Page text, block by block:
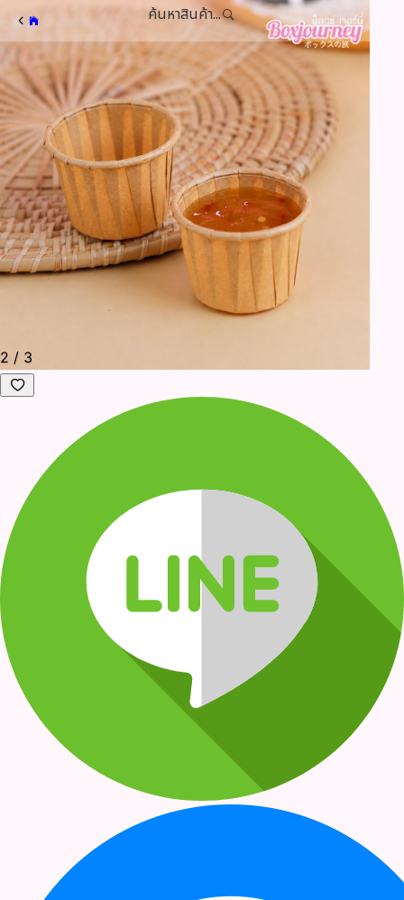
ค้นหาสินค้า...
3 / 3